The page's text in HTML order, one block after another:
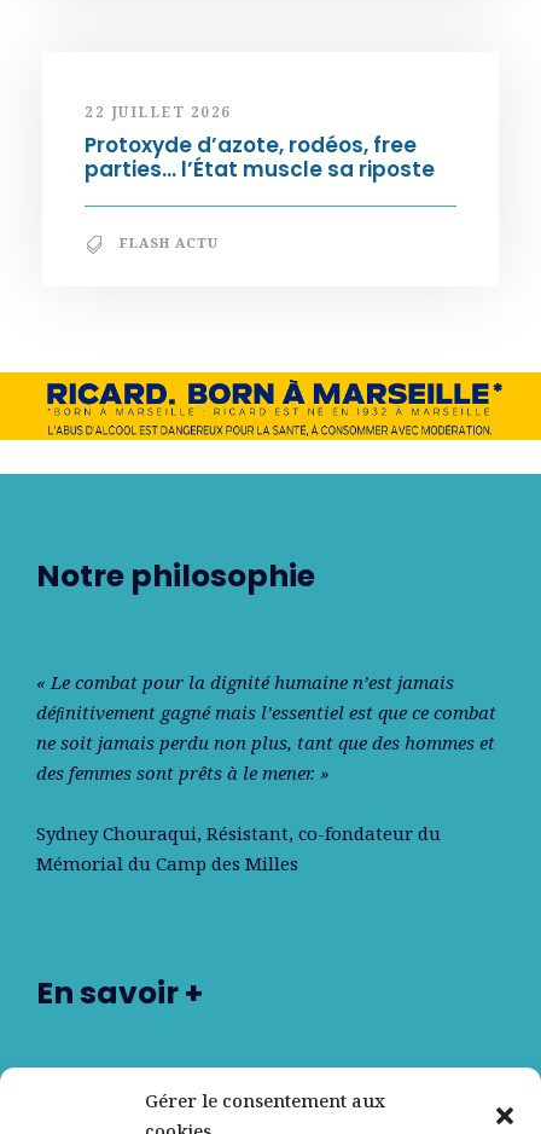
Gérer le consentement aux
22 JUILLET 2026
Protoxyde d’azote, rodéos, free
parties… l’État muscle sa riposte
FLASH ACTU
Notre philosophie
« Le combat pour la dignité humaine n’est jamais
déﬁnitivement gagné mais l’essentiel est que ce combat
ne soit jamais perdu non plus, tant que des hommes et
des femmes sont prêts à le mener. »
Sydney Chouraqui, Résistant, co-fondateur du
Mémorial du Camp des Milles
En savoir +
Nos partenaires